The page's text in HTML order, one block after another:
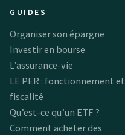
GUIDES
Organiser son épargne
Investir en bourse
L’assurance-vie
LE PER : fonctionnement et
fiscalité
Qu’est-ce qu’un ETF ?
Comment acheter des